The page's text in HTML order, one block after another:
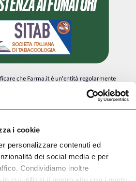
i cookie
personalizzare contenuti ed
dei social media e per
Condividiamo inoltre
che Farma.it è un'entità regolarmente
Salute a effettuare la vendita online di